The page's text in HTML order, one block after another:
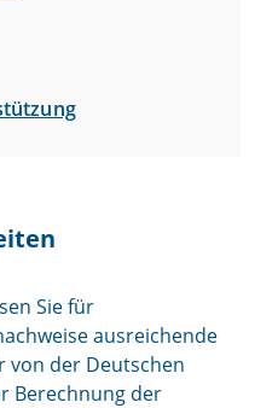
Sie für
ausreichende
von der Deutschen
Berechnung der